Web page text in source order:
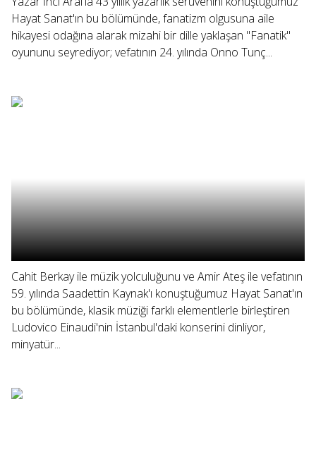
Hayat Sanat'ın bu bölümünde, fanatizm olgusuna aile
hikayesi odağına alarak mizahi bir dille yaklaşan "Fanatik"
oyununu seyrediyor; vefatının 24. yılında Onno Tunç...
Cahit Berkay ile müzik yolculuğunu ve Amir Ateş ile vefatının
59. yılında Saadettin Kaynak'ı konuştuğumuz Hayat Sanat'ın
bu bölümünde, klasik müziği farklı elementlerle birleştiren
Ludovico Einaudi'nin İstanbul'daki konserini dinliyor,
minyatür...